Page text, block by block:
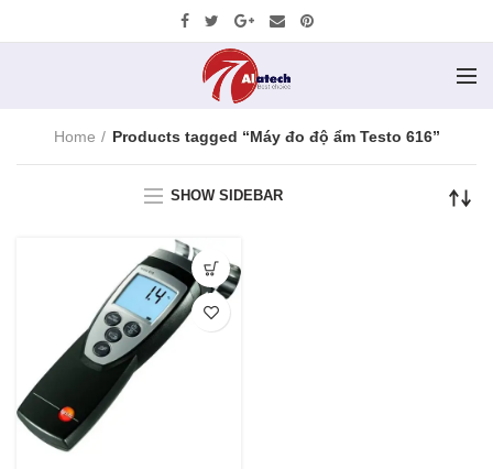
Home Products tagged “Máy đo độ ẩm Testo 616”
SHOW SIDEBAR